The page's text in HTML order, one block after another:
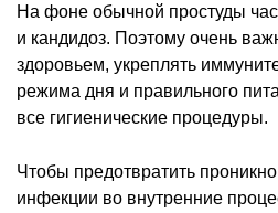
На фоне обычной простуды
и кандидоз. Поэтому очень
здоровьем, укреплять
режима дня и правильного
все гигиенические процедуры.
Чтобы предотвратить
инфекции во внутренние